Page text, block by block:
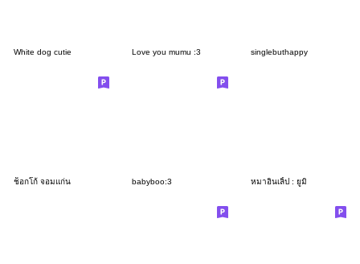
White dog cutie Love you mumu :3 singlebuthappy
ช็อกโก้ จอมแก่น babyboo:3 หมาอินเลิ้ป : ยูมิ